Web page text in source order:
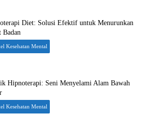
Diet: Solusi Efektif untuk Menurunkan
Badan
Kesehatan Mental
Hipnoterapi: Seni Menyelami Alam Bawah
Kesehatan Mental